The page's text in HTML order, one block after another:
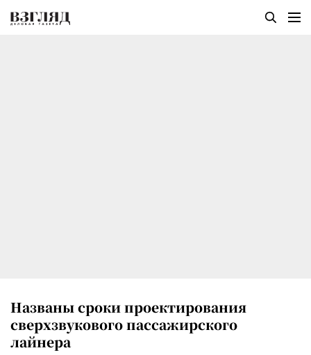
Названы сроки проектирования
сверхзвукового пассажирского
лайнера